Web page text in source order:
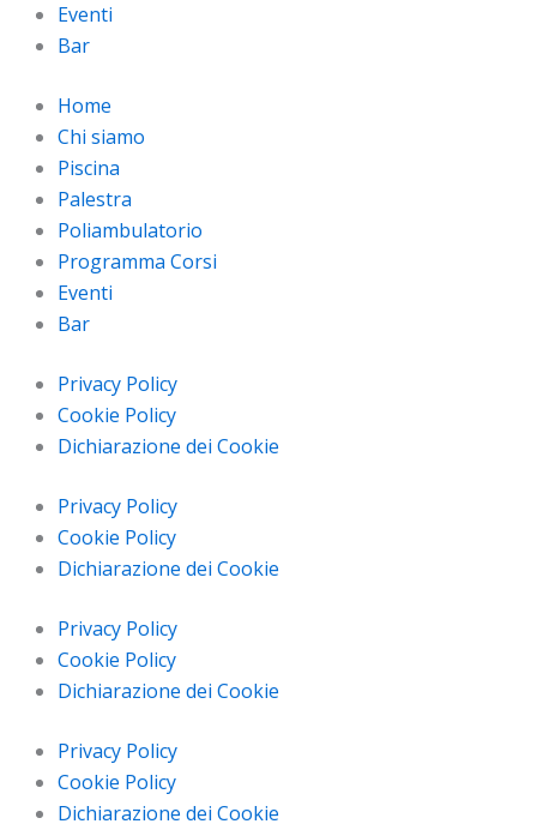
Eventi
Bar
Home
Chi siamo
Piscina
Palestra
Poliambulatorio
Programma Corsi
Eventi
Bar
Privacy Policy
Cookie Policy
Dichiarazione dei Cookie
Privacy Policy
Cookie Policy
Dichiarazione dei Cookie
Privacy Policy
Cookie Policy
Dichiarazione dei Cookie
Privacy Policy
Cookie Policy
Dichiarazione dei Cookie